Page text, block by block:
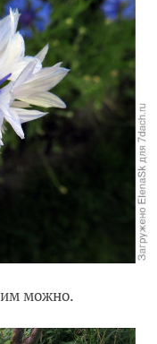
им можно.